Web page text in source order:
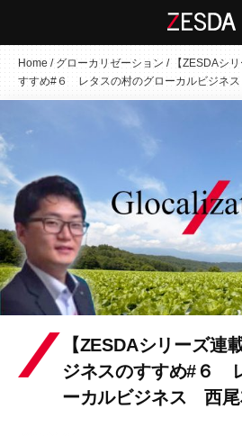
コ
ン
ン
ツ
へ
ス
キ
ッ
プ
Home /グローカリゼーション / 【ZESDAシ
すすめ#６ レタスの村のグローカルビジネ
【ZESDAシリーズ連
ジネスのすすめ#６
ーカルビジネス 西尾